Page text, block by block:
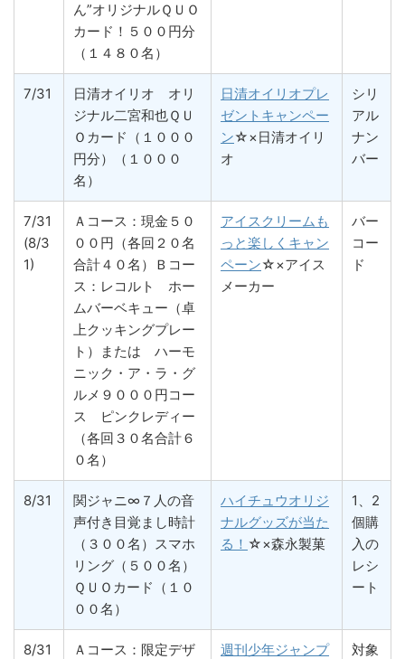
ん”オリジナルＱＵＯ
カード！５００円分
（１４８０名）
7/31
日清オイリオ オリ
ジナル二宮和也ＱＵ
Ｏカード（１０００
円分）（１０００
名）
日清オイリオプレ
ゼントキャンペー
ン☆×日清オイリ
オ
シリ
アル
ナン
バー
7/31
(8/3
1)
Ａコース：現金５０
００円（各回２０名
合計４０名）Ｂコー
ス：レコルト ホー
ムバーベキュー（卓
上クッキングプレー
ト）または ハーモ
ニック・ア・ラ・グ
ルメ９０００円コー
ス ピンクレディー
（各回３０名合計６
０名）
アイスクリームも
っと楽しくキャン
ペーン☆×アイス
メーカー
バー
コー
ド
8/31
関ジャニ∞７人の音
声付き目覚まし時計
（３００名）スマホ
リング（５００名）
ＱＵＯカード（１０
００名）
ハイチュウオリジ
ナルグッズが当た
る！ ☆×森永製菓
1、2
個購
入の
レシ
ート
8/31
Ａコース：限定デザ
週刊少年ジャンプ
対象